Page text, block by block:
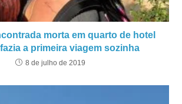
morta em quarto de hotel
a primeira viagem sozinha
8 de julho de 2019